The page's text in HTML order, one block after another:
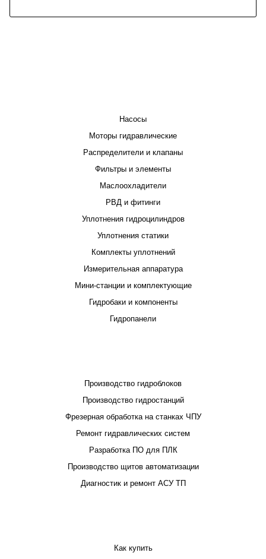
Насосы
Моторы гидравлические
Распределители и клапаны
Фильтры и элементы
Маслоохладители
РВД и фитинги
Уплотнения гидроцилиндров
Уплотнения статики
Комплекты уплотнений
Измерительная аппаратура
Мини-станции и комплектующие
Гидробаки и компоненты
Гидропанели
Производство гидроблоков
Производство гидростанций
Фрезерная обработка на станках ЧПУ
Ремонт гидравлических систем
Разработка ПО для ПЛК
Производство щитов автоматизации
Диагностик и ремонт АСУ ТП
Как купить